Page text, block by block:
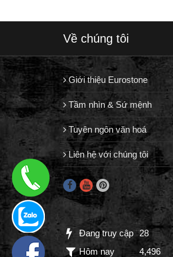
Về chúng tôi
Giới thiệu Eurostone
Tầm nhìn & Sứ mệnh
Tuyên ngôn văn hoá
Liên hệ với chúng tôi
Đang truy cập 28
Hôm nay
4,496